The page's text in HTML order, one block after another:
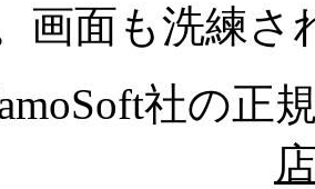
画面も洗練さ
社の正